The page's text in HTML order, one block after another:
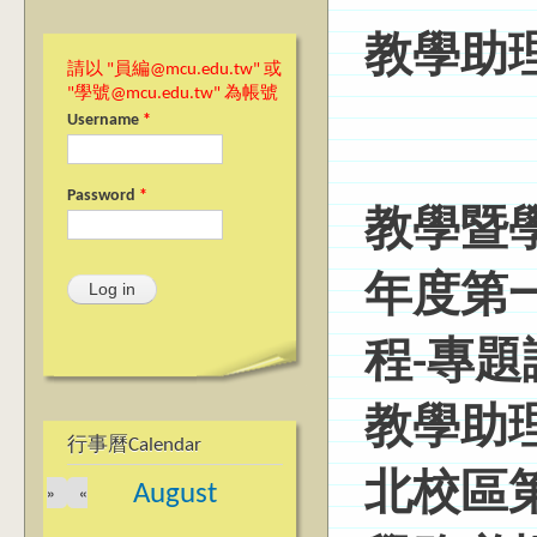
請以 "員編@mcu.edu.tw" 或
"學號@mcu.edu.tw" 為帳號
Username *
Password *
行事曆Calendar
August
«
»
教學助
教學暨
年度第
程-專題
教學助
北校區